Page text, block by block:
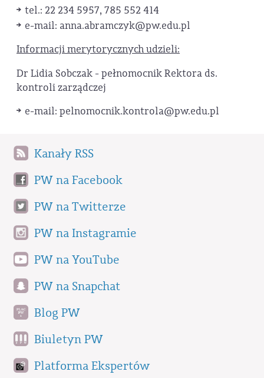
tel.: 22 234 5957, 785 552 414
e-mail: anna.abramczyk@pw.edu.pl
Informacji merytorycznych udzieli:
Dr Lidia Sobczak - pełnomocnik Rektora ds.
kontroli zarządczej
e-mail: pelnomocnik.kontrola@pw.edu.pl
Kanały RSS
PW na Facebook
PW na Twitterze
PW na Instagramie
PW na YouTube
PW na Snapchat
Blog PW
Biuletyn PW
Platforma Ekspertów